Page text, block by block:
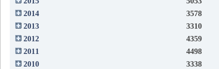
2014
3578
2013
3310
2012
4359
2011
4498
2010
3338